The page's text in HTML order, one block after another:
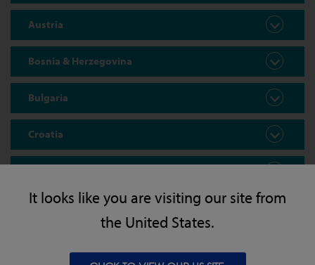
It looks like you are visiting our site from
the United States.
Austria
Bosnia & Herzegovina
Bulgaria
Croatia
Denmark